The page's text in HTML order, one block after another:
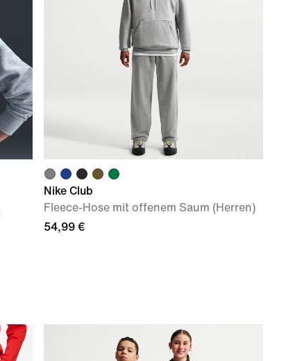
Nike Club
Fleece-Hose mit offenem Saum (Herren)
54,99 €